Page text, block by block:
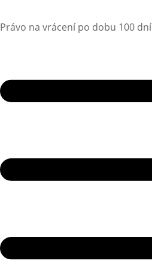
Právo na vrácení po dobu 100 dní